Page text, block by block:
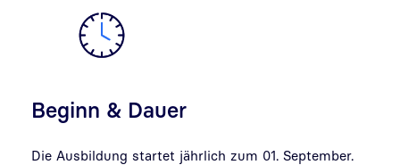
Beginn & Dauer
Die Ausbildung startet jährlich zum 01. September.